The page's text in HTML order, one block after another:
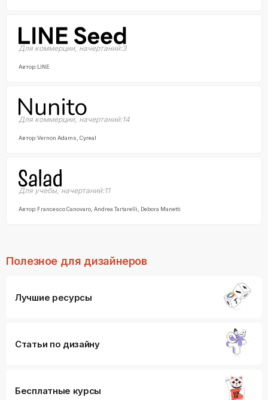
Для коммерции, начертаний:3
Автор:LINE
Для коммерции, начертаний:14
Автор:Vernon Adams, Cyreal
Для учебы, начертаний:11
Автор:Francesco Canovaro, Andrea Tartarelli, Debora Manetti
Полезное для дизайнеров
Лучшие ресурсы
Статьи по дизайну
Бесплатные курсы